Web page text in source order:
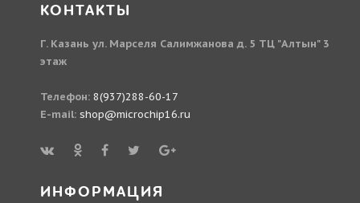
КОНТАКТЫ
Г. Казань ул. Марселя Салимжанова д. 5 ТЦ "Алтын" 3
этаж
Телефон: 8(937)288-60-17
E-mail: shop@microchip16.ru
ИНФОРМАЦИЯ